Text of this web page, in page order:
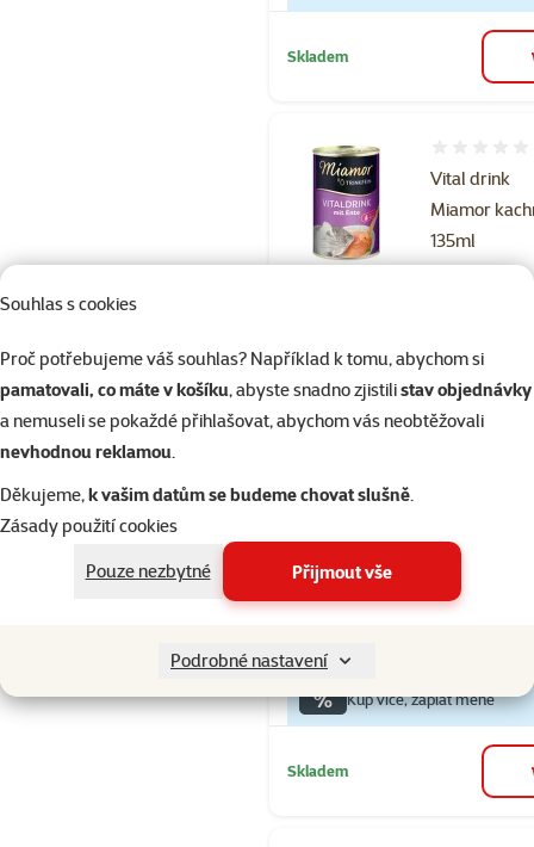
Souhlas s cookies
Proč potřebujeme váš souhlas? Například k tomu, abychom si
pamatovali, co máte v košíku, abyste snadno zjistilistav objednávky
a nemuseli se pokaždé přihlašovat, abychom vás neobtěžovali
nevhodnou reklamou.
Děkujeme,k vašim datům se budeme chovat slušně.
Zásady použití cookies
Pouze nezbytné
Přijmout vše
Podrobné nastavení
Skladem
Vital drink
Miamor
135ml
Kapsička
hovězí v želé
% Kup více, zaplať méně
Skladem